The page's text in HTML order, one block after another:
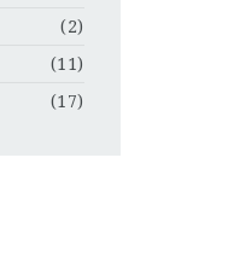
(2)
(11)
(17)